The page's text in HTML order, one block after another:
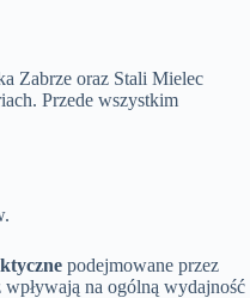
Zabrze oraz Stali Mielec
Przede wszystkim
podejmowane przez
na ogólną wydajność